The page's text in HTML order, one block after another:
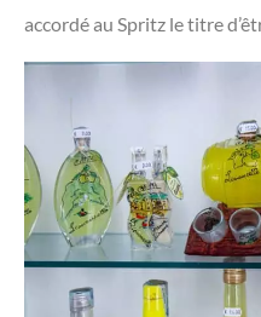
accordé au Spritz le titre